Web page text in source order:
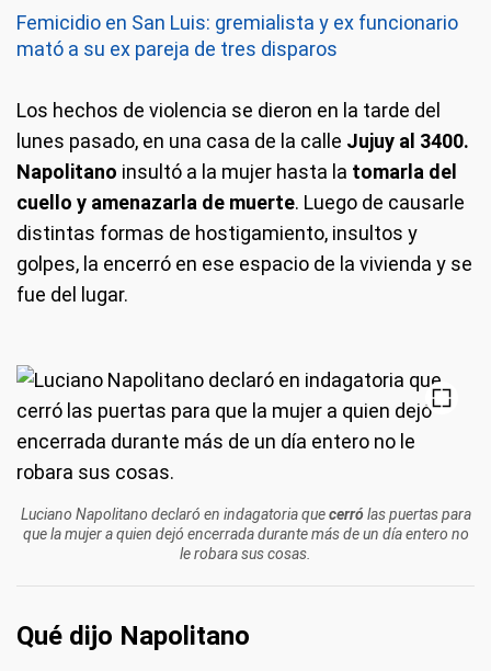
Femicidio en San Luis: gremialista y ex funcionario
mató a su ex pareja de tres disparos
Los hechos de violencia se dieron en la tarde del
lunes pasado, en una casa de la calle Jujuy al 3400.
Napolitano insultó a la mujer hasta la tomarla del
cuello y amenazarla de muerte. Luego de causarle
distintas formas de hostigamiento, insultos y
golpes, la encerró en ese espacio de la vivienda y se
fue del lugar.
Luciano Napolitano declaró en indagatoria quecerrólas puertas para
que la mujer a quien dejó encerrada durante más de un día entero no
le robara sus cosas.
Qué dijo Napolitano